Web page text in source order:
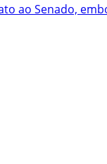
ao Senado,